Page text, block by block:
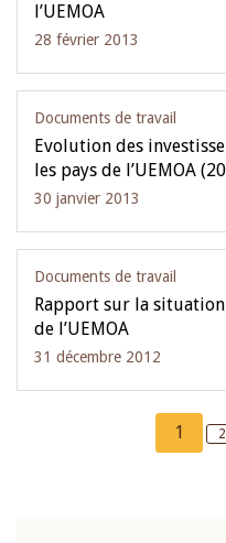
l’UEMOA
28 février 2013
Documents de travail
Evolution des
les pays de l’UEMOA
30 janvier 2013
Documents de travail
Rapport sur la
de l’UEMOA
31 décembre 2012
page
1 2